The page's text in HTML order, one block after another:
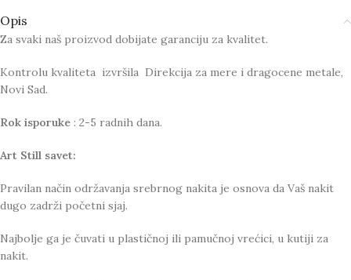
Opis
Za svaki naš proizvod dobijate garanciju za kvalitet.
Kontrolu kvaliteta izvršila Direkcija za mere i dragocene metale,
Novi Sad.
Rok isporuke : 2-5 radnih dana.
Art Still savet:
Pravilan način održavanja srebrnog nakita je osnova da Vaš nakit
dugo zadrži početni sjaj.
Najbolje ga je čuvati u plastičnoj ili pamučnoj vrećici, u kutiji za
nakit.